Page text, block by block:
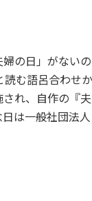
の日」がない
む語呂合わせか
れ、自作の『
は一般社団法